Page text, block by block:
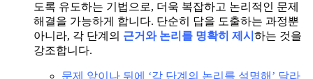
도록 유도하는 기법으로, 더욱 복잡하고 논리적인 문제
해결을 가능하게 합니다. 단순히 답을 도출하는 과정뿐
아니라, 각 단계의 근거와 논리를 명확히 제시 하는 것을
강조합니다.
문제 앞이나 뒤에 ‘각 단계의 논리를 설명해’ 달라